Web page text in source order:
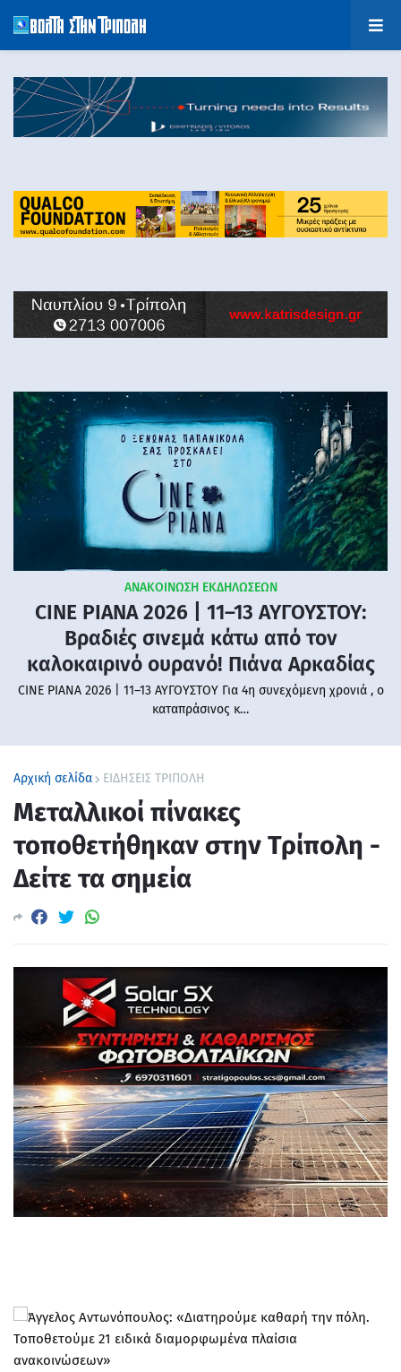
ΑΝΑΚΟΙΝΩΣΗ ΕΚΔΗΛΩΣΕΩΝ
CINE PIANA 2026 | 11–13 ΑΥΓΟΥΣΤΟΥ:
Βραδιές σινεμά κάτω από τον
καλοκαιρινό ουρανό! Πιάνα Αρκαδίας
CINE PIANA 2026 | 11–13 ΑΥΓΟΥΣΤΟΥ Για 4η συνεχόμενη χρονιά , ο
καταπράσινος κ…
Αρχική σελίδα ΕΙΔΗΣΕΙΣ ΤΡΙΠΟΛΗ
Μεταλλικοί πίνακες
τοποθετήθηκαν στην Τρίπολη -
Δείτε τα σημεία